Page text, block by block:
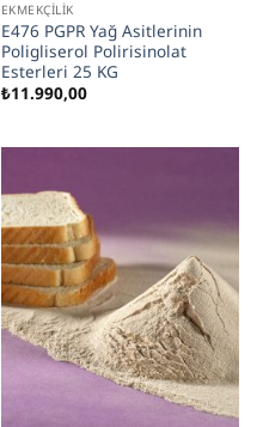
EKMEKÇILIK
E476 PGPR Yağ Asitlerinin
Poligliserol Polirisinolat
Esterleri 25 KG
₺11.990,00